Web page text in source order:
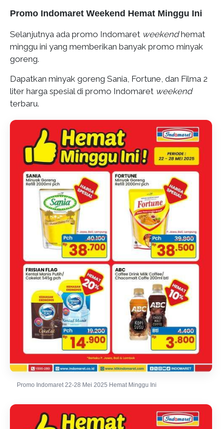
Promo Indomaret Weekend Hemat Minggu Ini
Selanjutnya ada promo Indomaret weekendhemat
minggu ini yang memberikan banyak promo minyak
goreng.
Dapatkan minyak goreng Sania, Fortune, dan Filma 2
liter harga spesial di promo Indomaret weekend
terbaru.
Promo Indomaret 22-28 Mei 2025 Hemat Minggu Ini